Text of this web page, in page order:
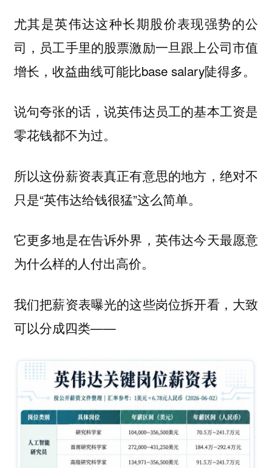
尤其是英伟达这种长期股价表现强势的公
司，员工手里的股票激励一旦跟上公司市值
增长，收益曲线可能比base salary陡得多。
说句夸张的话，说英伟达员工的基本工资是
零花钱都不为过。
所以这份薪资表真正有意思的地方，绝对不
只是“英伟达给钱很猛”这么简单。
它更多地是在告诉外界，英伟达今天最愿意
为什么样的人付出高价。
我们把薪资表曝光的这些岗位拆开看，大致
可以分成四类——